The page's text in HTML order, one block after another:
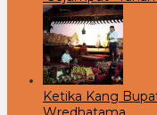
Ketika Kang